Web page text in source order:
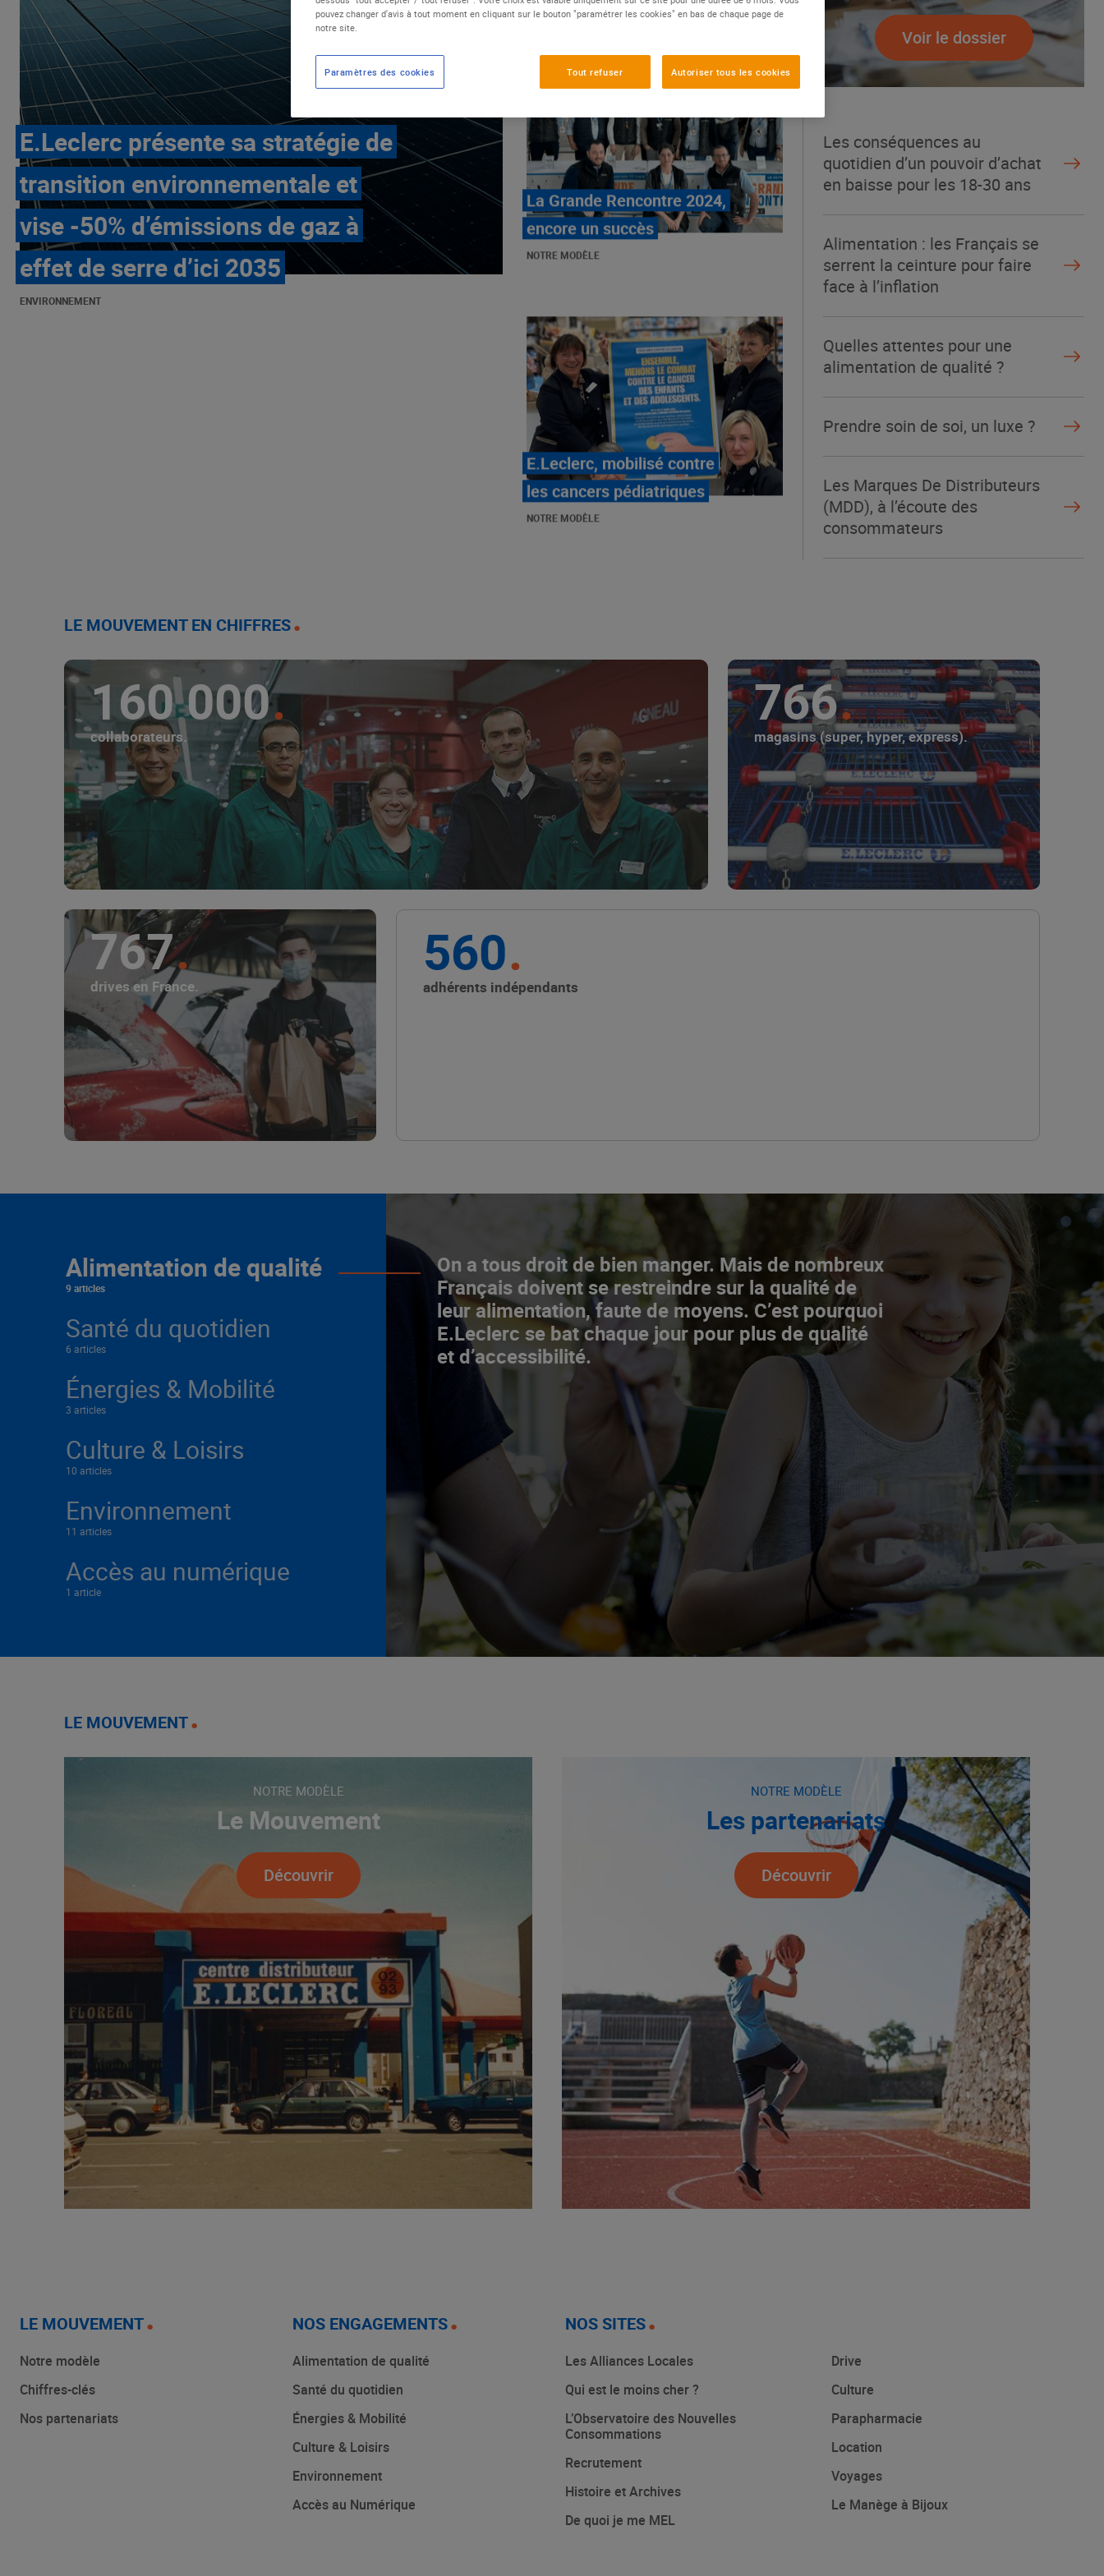
E.Leclerc présente sa stratégie de
transition environnementale et
vise -50% d’émissions de gaz à
effet de serre d’ici 2035
ENVIRONNEMENT
E.Leclerc, mobilisé contre
les cancers pédiatriques
NOTRE MODÈLE
LE MOUVEMENT
E.LECLERC ET SES
COMBATS
NOTRE MODÈLE
« Repérage » - La nouvelle
revue de tendances de
Marque Repère
ALIMENTATION DE QUALITÉ
producteurs avec les
L’ascenceur social
fonctionne chez E.Leclerc !
NOTRE MODÈLE
La Grande Rencontre 2024,
Voir le dossier
Les conséquences au
quotidien d’un pouvoir d’achat
en baisse pour les 18-30 ans
Alimentation : les Français se
serrent la ceinture pour faire
face à l’inflation
Quelles attentes pour une
alimentation de qualité ?
Prendre soin de soi, un luxe ?
Les Marques De Distributeurs
(MDD), à l’écoute des
consommateurs
LE MOUVEMENT EN CHIFFRES
160 000
collaborateurs.
766
magasins (super, hyper, express).
767
drives en France.
560
adhérents indépendants
Alimentation de qualité
9 articles
On a tous droit de bien manger. Mais de nombreux
Français doivent se restreindre sur la qualité de
leur alimentation, faute de moyens. C’est pourquoi
E.Leclerc se bat chaque jour pour plus de qualité
et d’accessibilité.
Santé du quotidien
6 articles
Énergies & Mobilité
3 articles
Culture & Loisirs
10 articles
Environnement
11 articles
Accès au numérique
1 article
LE MOUVEMENT
NOTRE MODÈLE
Le Mouvement
Découvrir
NOTRE MODÈLE
Les partenariats
Découvrir
LE MOUVEMENT
Notre modèle
Chiffres-clés
Nos partenariats
NOS ENGAGEMENTS
Alimentation de qualité
Santé du quotidien
Énergies & Mobilité
Culture & Loisirs
Environnement
Accès au Numérique
NOS SITES
Les Alliances Locales
Qui est le moins cher ?
L’Observatoire des Nouvelles
Consommations
Recrutement
Histoire et Archives
De quoi je me MEL
Drive
Culture
Parapharmacie
Location
Voyages
Le Manège à Bijoux
pouvez changer d'avis à tout moment en cliquant sur le bouton "paramétrer les cookies" en bas de chaque page de
notre site.
Tout refuser Autoriser tous les cookies
Paramètres des cookies